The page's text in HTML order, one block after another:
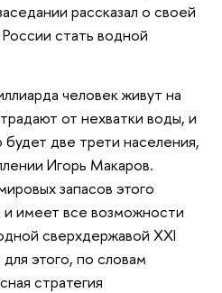
рассказал о своей
стать водной
человек живут на
от нехватки воды, и
две трети населения,
Игорь Макаров.
запасов этого
и имеет все возможности
сверхдержавой XXI
этого, по словам
стратегия